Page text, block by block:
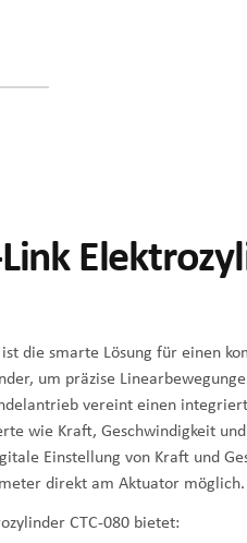
Link
die smarte Lösung für einen
um präzise
vereint einen
wie Kraft, Geschwindigkeit
Einstellung von Kraft und
direkt am Aktuator möglich.
CTC-080 bietet: